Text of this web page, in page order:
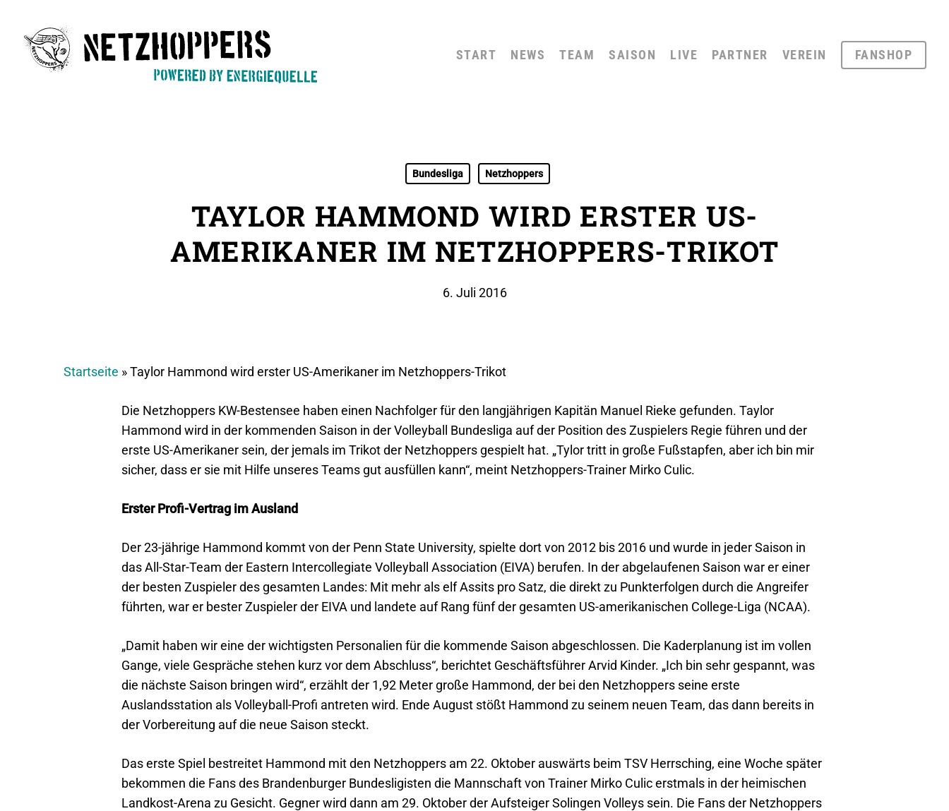
main
content
START NEWS TEAM SAISON LIVE PARTNER VEREIN FANSHOP
Bundesliga Netzhoppers
TAYLOR HAMMOND WIRD ERSTER US-
AMERIKANER IM NETZHOPPERS-TRIKOT
6. Juli 2016
Startseite »Taylor Hammond wird erster US-Amerikaner im Netzhoppers-Trikot
Die Netzhoppers KW-Bestensee haben einen Nachfolger für den langjährigen Kapitän Manuel Rieke gefunden. Taylor
Hammond wird in der kommenden Saison in der Volleyball Bundesliga auf der Position des Zuspielers Regie führen und der
erste US-Amerikaner sein, der jemals im Trikot der Netzhoppers gespielt hat. „Tylor tritt in große Fußstapfen, aber ich bin mir
sicher, dass er sie mit Hilfe unseres Teams gut ausfüllen kann“, meint Netzhoppers-Trainer Mirko Culic.
Erster Profi-Vertrag im Ausland
Der 23-jährige Hammond kommt von der Penn State University, spielte dort von 2012 bis 2016 und wurde in jeder Saison in
das All-Star-Team der Eastern Intercollegiate Volleyball Association (EIVA) berufen. In der abgelaufenen Saison war er einer
der besten Zuspieler des gesamten Landes: Mit mehr als elf Assits pro Satz, die direkt zu Punkterfolgen durch die Angreifer
führten, war er bester Zuspieler der EIVA und landete auf Rang fünf der gesamten US-amerikanischen College-Liga (NCAA).
„Damit haben wir eine der wichtigsten Personalien für die kommende Saison abgeschlossen. Die Kaderplanung ist im vollen
Gange, viele Gespräche stehen kurz vor dem Abschluss“, berichtet Geschäftsführer Arvid Kinder. „Ich bin sehr gespannt, was
die nächste Saison bringen wird“, erzählt der 1,92 Meter große Hammond, der bei den Netzhoppers seine erste
Auslandsstation als Volleyball-Profi antreten wird. Ende August stößt Hammond zu seinem neuen Team, das dann bereits in
der Vorbereitung auf die neue Saison steckt.
Das erste Spiel bestreitet Hammond mit den Netzhoppers am 22. Oktober auswärts beim TSV Herrsching, eine Woche später
bekommen die Fans des Brandenburger Bundesligisten die Mannschaft von Trainer Mirko Culic erstmals in der heimischen
Landkost-Arena zu Gesicht. Gegner wird dann am 29. Oktober der Aufsteiger Solingen Volleys sein. Die Fans der Netzhoppers